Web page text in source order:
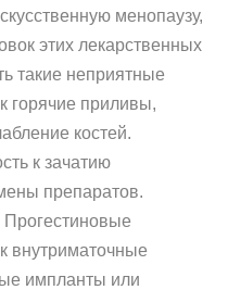
менопаузу,
этих лекарственных
такие неприятные
горячие приливы,
костей.
к зачатию
препаратов.
Прогестиновые
внутриматочные
импланты или